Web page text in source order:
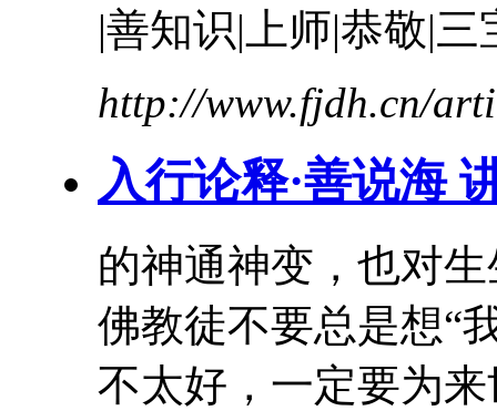
|善知识|上师|恭敬|三
http://www.fjdh.cn/
入行论释·善说海
的神通神变，也对
佛教徒不要总是想“
不太好，一定要为